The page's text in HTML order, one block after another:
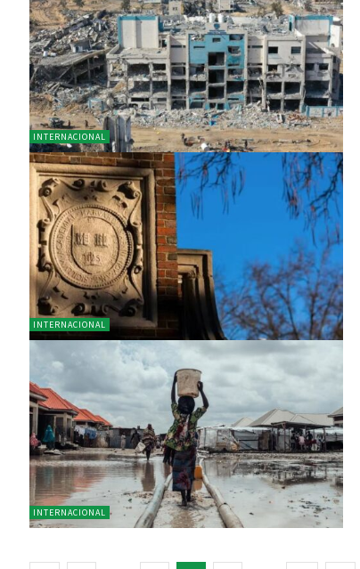
INTERNACIONAL
INTERNACIONAL
INTERNACIONAL